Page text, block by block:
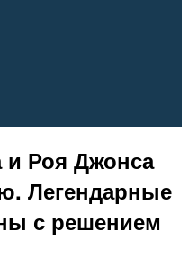
и Роя Джонса
Легендарные
с решением